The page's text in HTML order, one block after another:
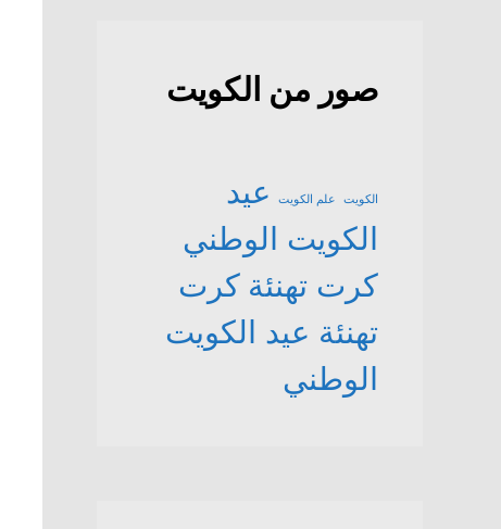
صور من الكويت
الكويت علم الكويت
عيد
الكويت الوطني
كرت تهنئة كرت
تهنئة عيد الكويت
الوطني